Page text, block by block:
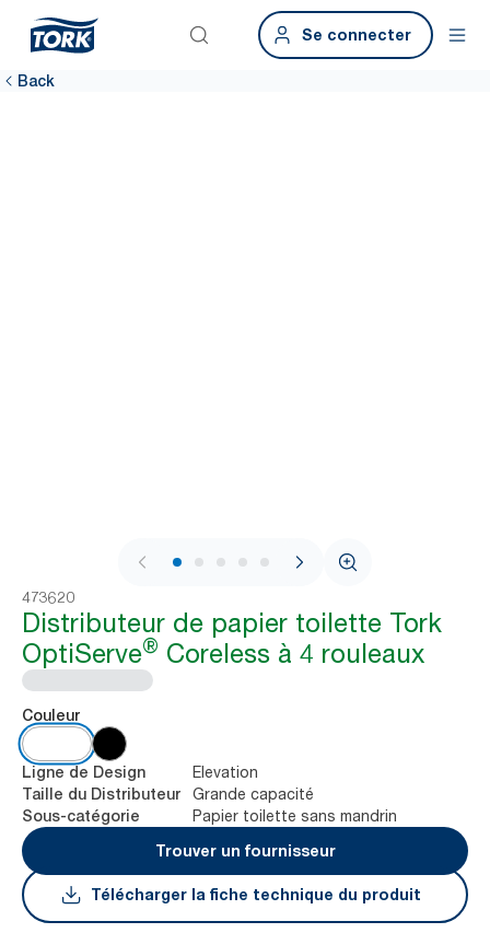
Se connecter
Back
1 / 5
473620
Distributeur de papier toilette Tork
OptiServe® Coreless à 4 rouleaux
Couleur
Ligne de Design Elevation
Taille du Distributeur Grande capacité
Sous-catégorie
Papier toilette sans mandrin
Trouver un fournisseur
Télécharger la fiche technique du produit